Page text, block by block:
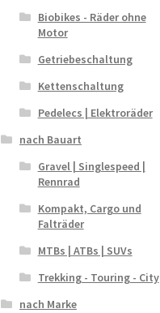
Biobikes - Räder ohne
Motor
Getriebeschaltung
Kettenschaltung
Pedelecs | Elektroräder
nach Bauart
Gravel | Singlespeed |
Rennrad
Kompakt, Cargo und
Falträder
MTBs | ATBs | SUVs
Trekking - Touring - City
nach Marke